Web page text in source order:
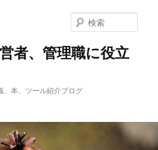
者、管理職に役立
、本、ツール紹介ブログ
索